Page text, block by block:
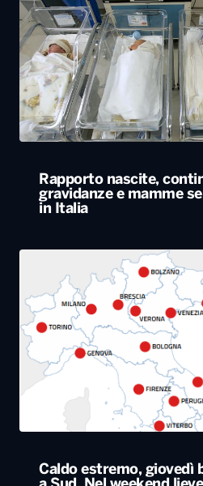
Rapporto nascite,
gravidanze e mamme
in Italia
Caldo estremo, giovedì